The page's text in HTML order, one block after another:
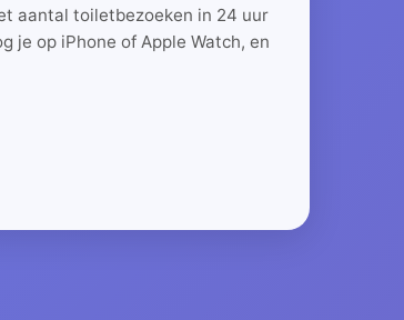
aantal toiletbezoeken in 24 uur
je op iPhone of Apple Watch, en